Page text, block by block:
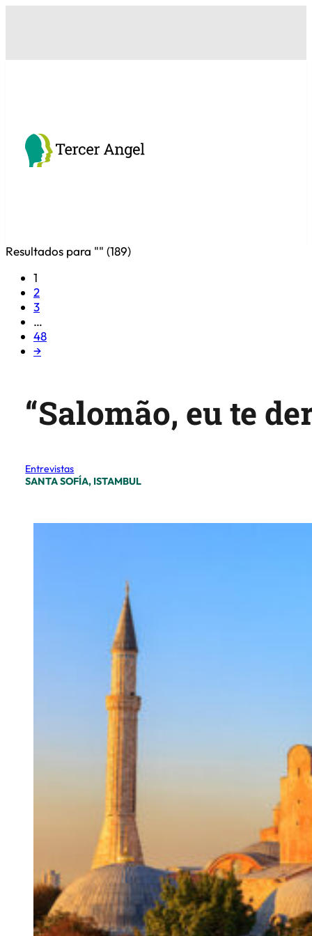
Resultados para "" (189)
1
2
3
…
48
→
“Salomão, eu te
Entrevistas
SANTA SOFÍA, ISTAMBUL